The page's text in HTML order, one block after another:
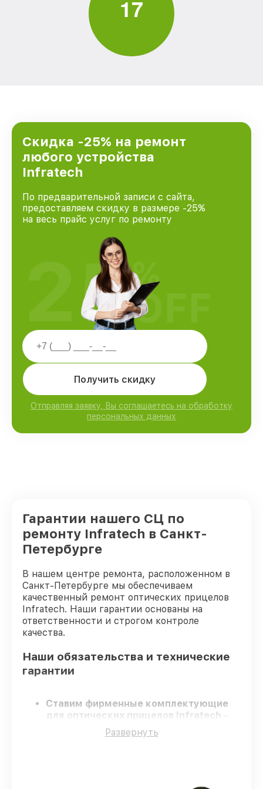
17
Скидка -25% на ремонт
любого устройства
Infratech
По предварительной записи с сайта,
предоставляем скидку в размере -25%
на весь прайс услуг по ремонту
Получить скидку
Отправляя заявку, Вы соглашаетесь на обработку
персональных данных
25%
OFF
Гарантии нашего СЦ по
ремонту Infratech в Санкт-
Петербурге
В нашем центре ремонта, расположенном в
Санкт-Петербурге мы обеспечиваем
качественный ремонт оптических прицелов
Infratech. Наши гарантии основаны на
ответственности и строгом контроле
качества.
Наши обязательства и технические
гарантии
Ставим фирменные комплектующие
для оптических прицелов Infratech
только заводские запчасти для вашей
Развернуть